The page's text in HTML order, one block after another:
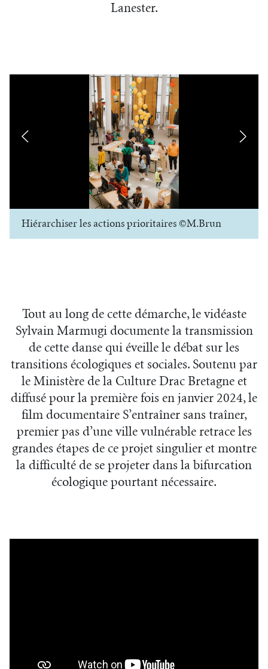
Lanester.
Hiérarchiser les actions prioritaires ©M.Brun
Tout au long de cette démarche, le vidéaste
Sylvain Marmugi documente la transmission
de cette danse qui éveille le débat sur les
transitions écologiques et sociales. Soutenu par
le Ministère de la Culture Drac Bretagne et
diffusé pour la première fois en janvier 2024, le
film documentaire S’entraîner sans traîner,
premier pas d’une ville vulnérable retrace les
grandes étapes de ce projet singulier et montre
la difficulté de se projeter dans la bifurcation
écologique pourtant nécessaire.